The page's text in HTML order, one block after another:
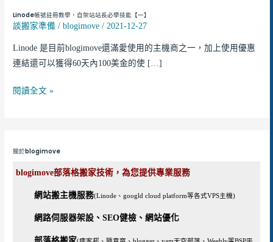
Linode帳號註冊教學，自架站站長必學技能【一】
談搬家準備 /blogimove/2021-12-27
Linode 是目前blogimove還滿愛使用的主機商之一，加上使用優惠
連結還可以獲得60天內100美金的使 […]
必
技
能
閱讀全文 »
關於blogimove
blogimove部落格搬家技術，為您提供專業服務
網站搬主機服務(Linode、googld cloud platform等各式VPS主機)
網路伺服器架設、SEO健檢、網站優化